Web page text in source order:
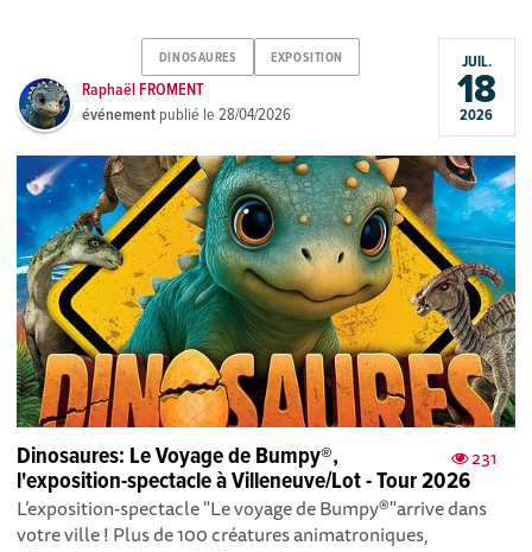
DINOSAURES EXPOSITION
Raphaël FROMENT
événement publié le28/04/2026
JUIL.
18
2026
231
Dinosaures: Le Voyage de Bumpy®,
l'exposition-spectacle à Villeneuve/Lot - Tour 2026
L’exposition-spectacle "Le voyage de Bumpy®"arrive dans
votre ville ! Plus de 100 créatures animatroniques,